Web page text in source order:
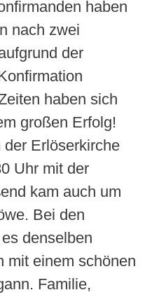
haben
nach zwei
der
haben sich
großen Erfolg!
Erlöserkirche
Uhr mit der
kam auch um
Bei den
denselben
mit einem schönen
Familie,